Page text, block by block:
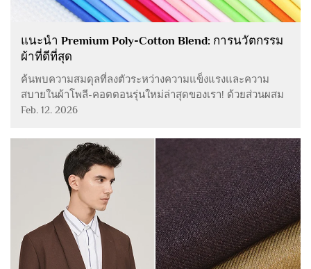
แนะนำ Premium Poly-Cotton Blend: การนวัตกรรม
ผ้าที่ดีที่สุด
ค้นพบความสมดุลที่ลงตัวระหว่างความแข็งแรงและความ
สบายในผ้าโพลี-คอตตอนรุ่นใหม่ล่าสุดของเรา! ด้วยส่วนผสม
ของโพลีเอสเตอร์ 65% และฝ้าย 35% วัสดุประสิทธิภาพสูงนี้
อย่างยอดเยี่ยม เหมาะสำหรับใช้งาน...
Feb. 12. 2026